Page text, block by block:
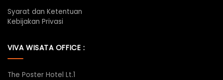
Syarat dan Ketentuan
Kebijakan Privasi
VIVA WISATA OFFICE :
The Poster Hotel Lt.1